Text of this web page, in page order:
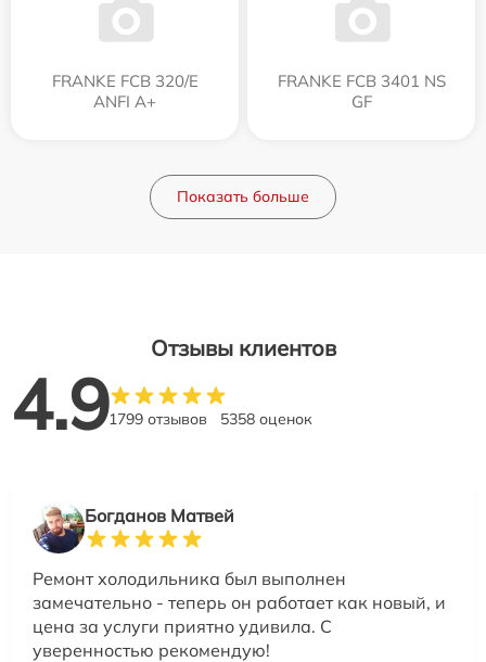
FRANKE FCB 320/E
ANFI A+
FRANKE FCB 3401 NS
GF
Показать больше
Отзывы клиентов
4.91799 отзывов 5358 оценок
Богданов Матвей
Ремонт холодильника был выполнен
замечательно - теперь он работает как новый, и
цена за услуги приятно удивила. С
уверенностью рекомендую!